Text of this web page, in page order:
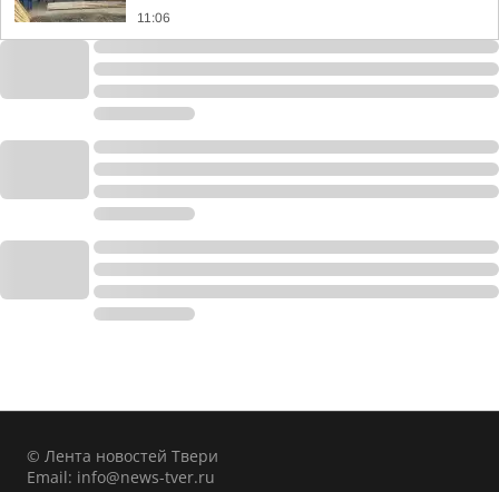
11:06
© Лента новостей Твери
Email: info@news-tver.ru